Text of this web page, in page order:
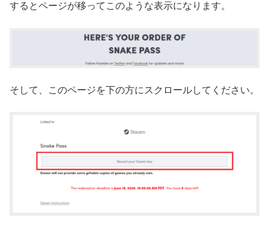
するとページが移ってこのような表示になります。
そして、このページを下の方にスクロールしてください。